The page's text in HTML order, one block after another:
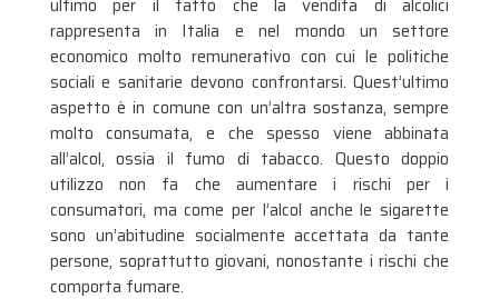
rappresenta in Italia e nel mondo un settore
economico molto remunerativo con cui le politiche
sociali e sanitarie devono confrontarsi. Quest’ultimo
aspetto è in comune con un’altra sostanza, sempre
molto consumata, e che spesso viene abbinata
all’alcol, ossia il fumo di tabacco. Questo doppio
utilizzo non fa che aumentare i rischi per i
consumatori, ma come per l’alcol anche le sigarette
sono un’abitudine socialmente accettata da tante
persone, soprattutto giovani, nonostante i rischi che
comporta fumare.